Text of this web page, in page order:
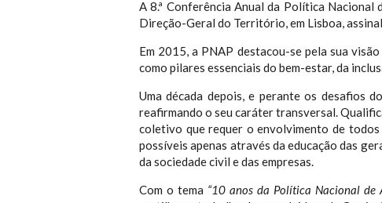
A 8.ª Conferência Anual da Política
Direção-Geral do Território, em Lisboa,
Em 2015, a PNAP destacou-se pela sua
como pilares essenciais do bem-estar, da
Uma década depois, e perante os desafios
reafirmando o seu caráter transversal.
coletivo que requer o envolvimento de todos
possíveis apenas através da educação das
da sociedade civil e das empresas.
Com o tema “10 anos da Política Nacional de